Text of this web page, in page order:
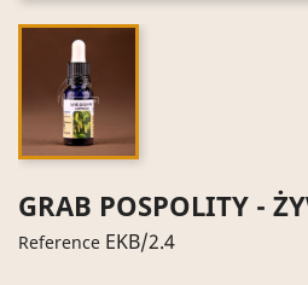
GRAB POSPOLITY -
Reference EKB/2.4